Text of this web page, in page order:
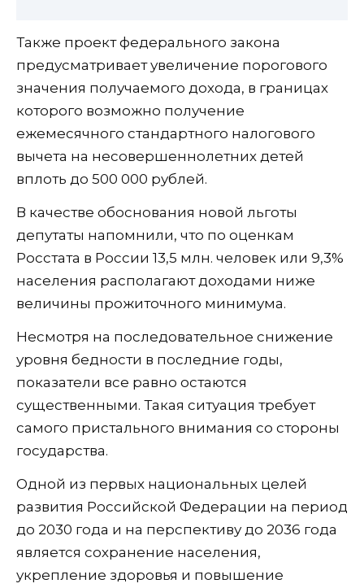
Также проект федерального закона
предусматривает увеличение порогового
значения получаемого дохода, в границах
которого возможно получение
ежемесячного стандартного налогового
вычета на несовершеннолетних детей
вплоть до 500 000 рублей.
В качестве обоснования новой льготы
депутаты напомнили, что по оценкам
Росстата в России 13,5 млн. человек или 9,3%
населения располагают доходами ниже
величины прожиточного минимума.
Несмотря на последовательное снижение
уровня бедности в последние годы,
показатели все равно остаются
существенными. Такая ситуация требует
самого пристального внимания со стороны
государства.
Одной из первых национальных целей
развития Российской Федерации на период
до 2030 года и на перспективу до 2036 года
является сохранение населения,
укрепление здоровья и повышение